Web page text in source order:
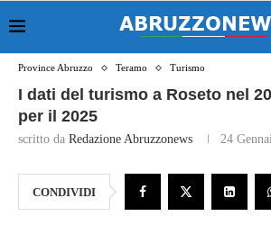
Province Abruzzo Teramo Turismo
I dati del turismo a Roseto nel
per il 2025
scritto da Redazione Abruzzonews 24
CONDIVIDI